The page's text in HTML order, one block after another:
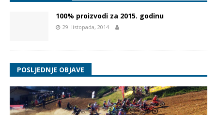
100% proizvodi za 2015. godinu
29. listopada, 2014
POSLJEDNJE OBJAVE